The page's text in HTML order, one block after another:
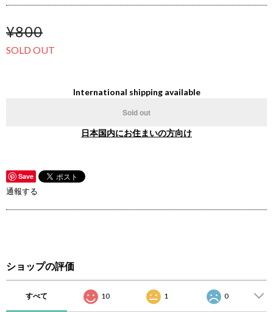
¥800
SOLD OUT
International shipping available
Sold out
日本国内にお住まいの方向け
Save
通報する
ショップの評価
すべて 10 1 0